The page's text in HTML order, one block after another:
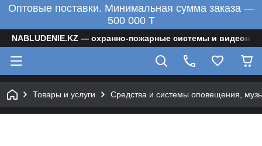
Оптовые поставки. Минимальная сумма заказа —
500 000 T
NABLUDENIE.KZ — охранно-пожарные системы и
Товары и услуги Средства и системы оповещения,